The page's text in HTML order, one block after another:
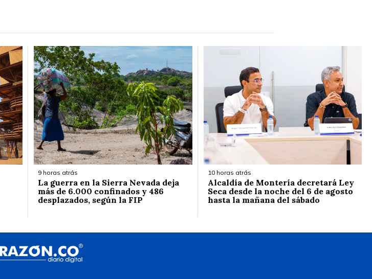
9 horas atrás
La guerra en la Sierra Nevada deja
más de 6.000 confinados y 486
desplazados, según la FIP
10 horas atrás
Alcaldía de Montería decretará Ley
Seca desde la noche del 6 de agosto
hasta la mañana del sábado